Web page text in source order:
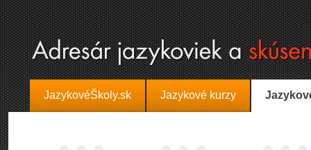
JazykovéŠkoly.sk Jazykové kurzy